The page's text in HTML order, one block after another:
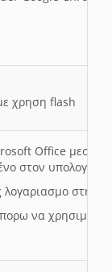
χρηση flash
Office μεσω
στον
λογαριασμο στη
να